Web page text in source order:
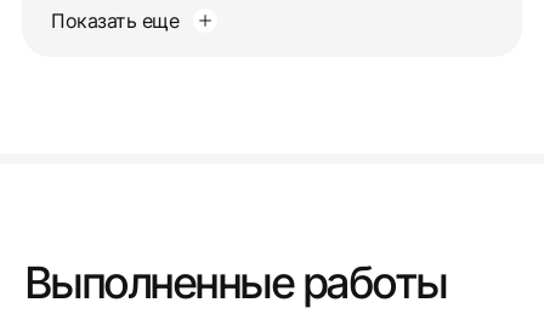
Показать еще
Выполненные работы